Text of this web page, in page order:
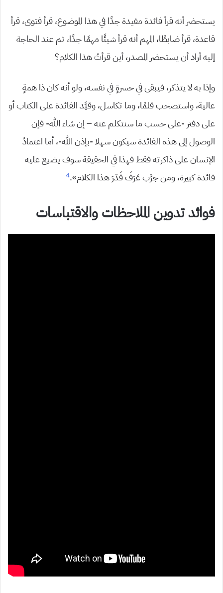
يستحضر أنه قرأ فائدة مفيدة جدًا في هذا الموضوع، قرأ فتوى، قرأ
قاعدة، قرأ ضابطًا، المهم أنه قرأ شيئًا مهمًا جدًا، ثم عند الحاجة
إليه أراد أن يستحضر المصدر، أين قرأتُ هذا الكلام؟
وإذا به لا يتذكر، فيبقى في حسرةٍ في نفسه، ولو أنه كان ذا همةٍ
عالية، واستصحب قلمًا، وما تكاسل، وقيَّد الفائدة على الكتاب أو
على دفتر -على حسب ما سنتكلم عنه – إن شاء الله- فإن
الوصول إلى هذه الفائدة سيكون سهلا -بإذن الله-، أما اعتمادُ
الإنسان على ذاكرته فقط فهذا في الحقيقة سوف يضيع عليه
فائدة كبيرة، ومن جرَّب عَرَفَ قَدْرَ هذا الكلام».4
فوائد تدوين الملاحظات والاقتباسات